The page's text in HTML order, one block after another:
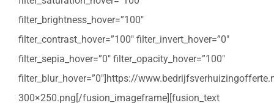
filter_brightness_hover=”100″
filter_contrast_hover=”100″ filter_invert_hover=”0″
filter_sepia_hover=”0″ filter_opacity_hover=”100″
filter_blur_hover=”0″]https://
300×250.png[/fusion_imageframe][fusion_text